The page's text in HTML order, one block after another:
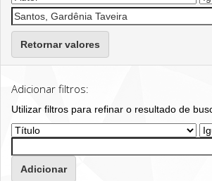
Retornar valores
Adicionar filtros:
Utilizar filtros para refinar o resultado de